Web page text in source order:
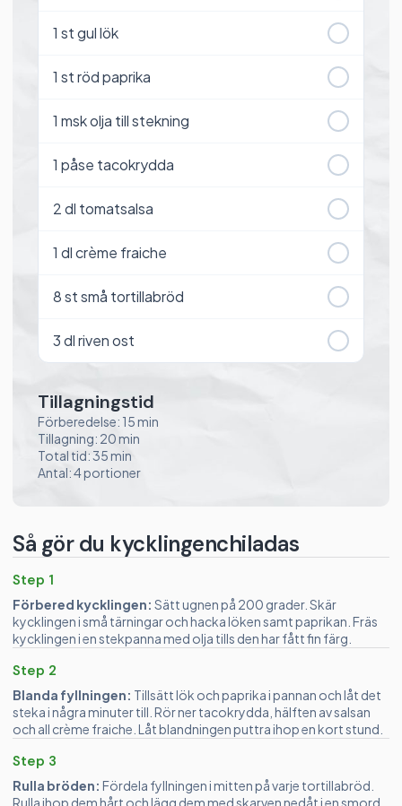
Så gör du kycklingenchiladas
Step 1
Förbered kycklingen: Sätt ugnen på 200 grader. Skär
kycklingen i små tärningar och hacka löken samt paprikan. Fräs
kycklingen i en stekpanna med olja tills den har fått fin färg.
Step 2
Blanda fyllningen: Tillsätt lök och paprika i pannan och låt det
steka i några minuter till. Rör ner tacokrydda, hälften av salsan
och all crème fraiche. Låt blandningen puttra ihop en kort stund.
Step 3
Rulla bröden: Fördela fyllningen i mitten på varje tortillabröd.
Rulla ihop dem hårt och lägg dem med skarven nedåt i en smord
1 st gul lök
1 st röd paprika
1 msk olja till stekning
1 påse tacokrydda
2dl tomatsalsa
1 dl crème fraiche
8st små tortillabröd
3dl riven ost
Tillagningstid
Förberedelse: 15 min
Tillagning: 20 min
Total tid: 35 min
Antal: 4 portioner